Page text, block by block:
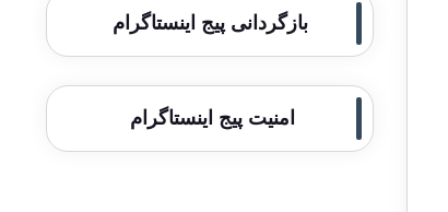
بازگردانی پیج اینستاگرام
امنیت پیج اینستاگرام